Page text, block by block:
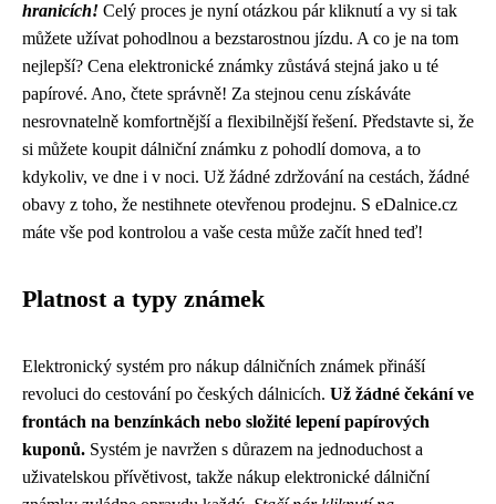
hranicích! Celý proces je nyní otázkou pár kliknutí a vy si tak
můžete užívat pohodlnou a bezstarostnou jízdu. A co je na tom
nejlepší? Cena elektronické známky zůstává stejná jako u té
papírové. Ano, čtete správně! Za stejnou cenu získáváte
nesrovnatelně komfortnější a flexibilnější řešení. Představte si, že
si můžete koupit dálniční známku z pohodlí domova, a to
kdykoliv, ve dne i v noci. Už žádné zdržování na cestách, žádné
obavy z toho, že nestihnete otevřenou prodejnu. S eDalnice.cz
máte vše pod kontrolou a vaše cesta může začít hned teď!
Platnost a typy známek
Elektronický systém pro nákup dálničních známek přináší
revoluci do cestování po českých dálnicích. Už žádné čekání ve
frontách na benzínkách nebo složité lepení papírových
kuponů. Systém je navržen s důrazem na jednoduchost a
uživatelskou přívětivost, takže nákup elektronické dálniční